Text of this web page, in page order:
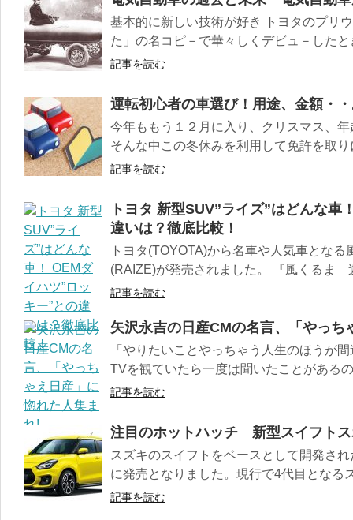
基本的に新しい技術が好き トヨタのプリ
た」の名コピ－で華々しくデビュ－した
記事を読む
運転初心者の車選び！用途、金額・
今年ももう１２月に入り、クリスマス、
そんな中この冬休みを利用して免許を取
記事を読む
トヨタ 新型SUV”ライズ”はどんな車
違いは？徹底比較！
トヨタ(TOYOTA)から名車や人気車とな
(RAIZE)が発売されました。 『風くるま
記事を読む
矢沢永吉の日産CMの名言、「やっち
「やりたいことやっちゃう人生のほうが
TVを観ていたら一度は聞いたことがある
記事を読む
注目のホットハッチ 新型スイフト
スズキのスイフトをベースとして開発さ
に発売となりました。現行で4代目となる
記事を読む